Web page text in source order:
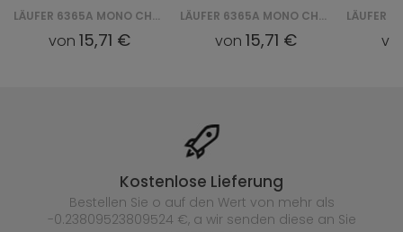
LÄUFER 6365A MONO CHODNIK GNH - ZIELONY
von15,71 €
LÄUFER 6365A MONO CHODNIK GNH - CZERWONY
von15,71 €
Kostenlose Lieferung
Bestellen Sie o auf den Wert von mehr als
-0.23809523809524 €, a wir senden diese an Sie